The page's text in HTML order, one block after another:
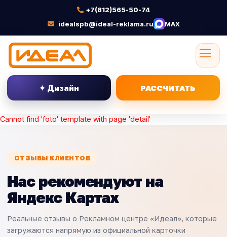
+7(812)565-50-74
idealspb@ideal-reklama.ru
MAX
✦ Дизайн РАССЧИТАТЬ
Cannot find 'foto' template with page 'detail'
ОТЗЫВЫ КЛИЕНТОВ
Нас рекомендуют на
Яндекс Картах
Реальные отзывы о Рекламном центре «Идеал», которые
загружаются напрямую из официальной карточки